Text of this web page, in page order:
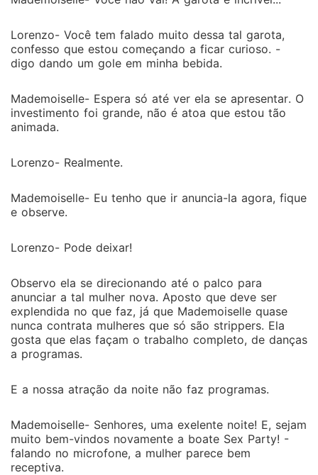
Lorenzo- Você tem falado muito dessa tal garota,
confesso que estou começando a ficar curioso. -
digo dando um gole em minha bebida.
Mademoiselle- Espera só até ver ela se apresentar. O
investimento foi grande, não é atoa que estou tão
animada.
Lorenzo- Realmente.
Mademoiselle- Eu tenho que ir anuncia-la agora, fique
e observe.
Lorenzo- Pode deixar!
Observo ela se direcionando até o palco para
anunciar a tal mulher nova. Aposto que deve ser
explendida no que faz, já que Mademoiselle quase
nunca contrata mulheres que só são strippers. Ela
gosta que elas façam o trabalho completo, de danças
a programas.
E a nossa atração da noite não faz programas.
Mademoiselle- Senhores, uma exelente noite! E, sejam
muito bem-vindos novamente a boate Sex Party! -
falando no microfone, a mulher parece bem
receptiva.